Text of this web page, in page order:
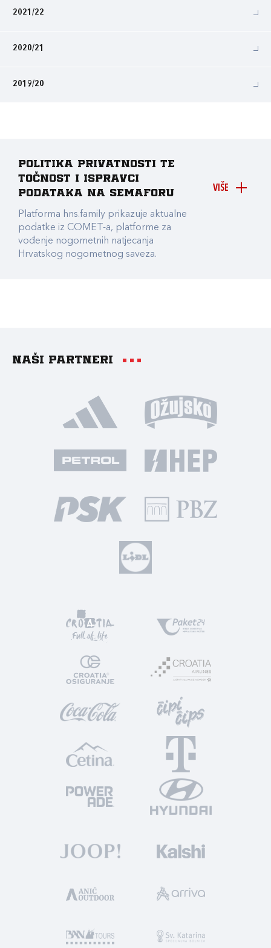
2021/22
2020/21
2019/20
VIŠE
Politika privatnosti te
točnost i ispravci
podataka na Semaforu
Platforma hns.family prikazuje aktualne
podatke iz COMET-a, platforme za
vođenje nogometnih natjecanja
Hrvatskog nogometnog saveza.
Naši partneri